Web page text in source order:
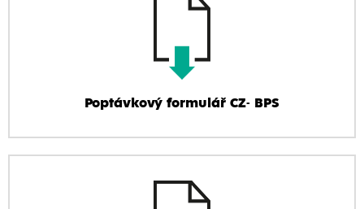
Poptávkový formulář CZ- BPS